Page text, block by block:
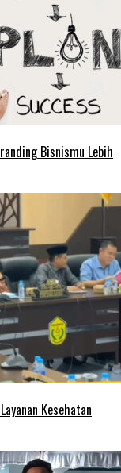
Bisnismu Lebih
Kesehatan